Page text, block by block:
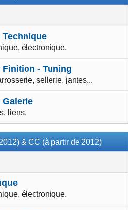
Technique
électronique.
Finition - Tuning
sellerie, jantes...
Galerie
liens.
& CC (à partir de 2012)
électronique.